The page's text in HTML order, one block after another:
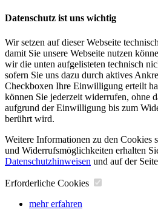
Datenschutz ist uns wichtig
Wir setzen auf dieser Webseite
damit Sie unsere Webseite nutzen
wir die unten aufgelisteten technisch
sofern Sie uns dazu durch aktives
Checkboxen Ihre Einwilligung erteilt
können Sie jederzeit widerrufen, ohne
aufgrund der Einwilligung bis zum
berührt wird.
Weitere Informationen zu den Cookies
und Widerrufsmöglichkeiten erhalten
Datenschutzhinweisen und auf der Seite
Erforderliche Cookies
mehr erfahren